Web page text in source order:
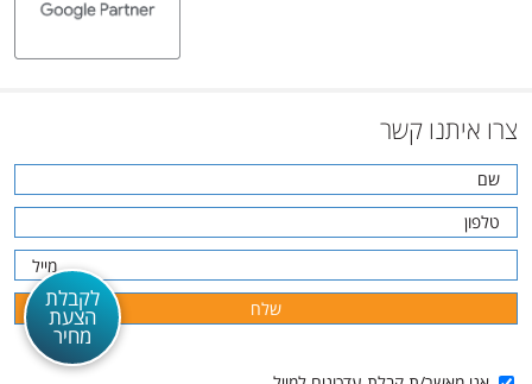
צרו איתנו קשר
לקבלת
הצעת
מחיר